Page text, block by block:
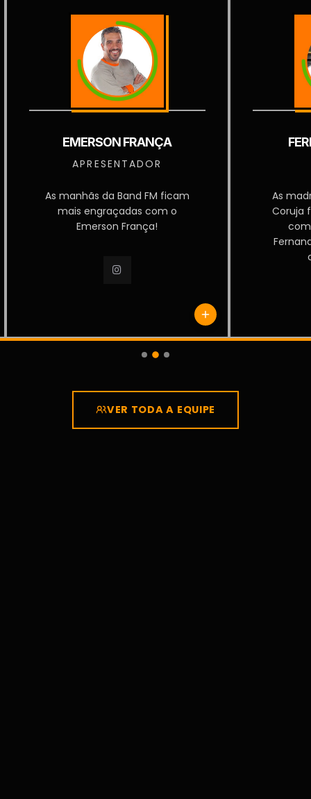
EMERSON FRANÇA
APRESENTADOR
As manhãs da Band FM ficam
mais engraçadas com o
Emerson França!
As
Coruja
VER TODA A EQUIPE